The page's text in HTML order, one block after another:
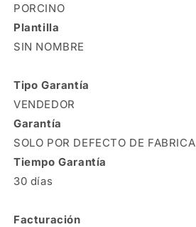
PORCINO
Plantilla
SIN NOMBRE
Tipo Garantía
VENDEDOR
Garantía
SOLO POR DEFECTO DE FABRICA
Tiempo Garantía
30 días
Facturación